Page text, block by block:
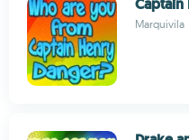
Captain
Marquivila